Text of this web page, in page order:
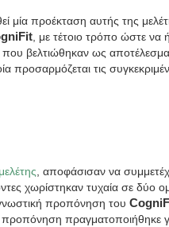
μία προέκταση αυτής της
, με τέτοιο τρόπο ώστε να
βελτιώθηκαν ως
τις
, αποφάσισαν να
χωρίστηκαν τυχαία σε δύο
προπόνηση του
προπόνηση πραγματοποιήθηκε